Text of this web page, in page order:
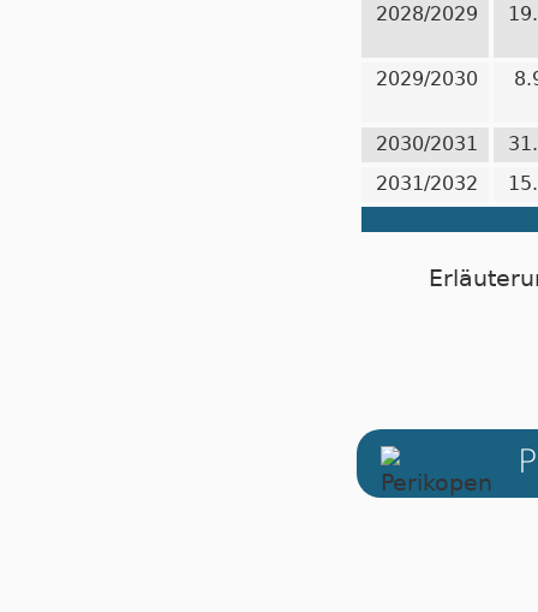
2028/2029
2029/2030
2030/2031
2031/2032